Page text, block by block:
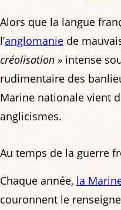
Alors que la langue
l’anglomanie de
créolisation » intense
rudimentaire des
Marine nationale vient
anglicismes.
Au temps de la guerre
Chaque année, la
couronnent le